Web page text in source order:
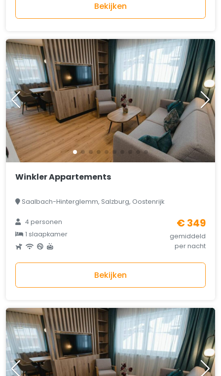
Bekijken
Winkler Appartements
Saalbach-Hinterglemm, Salzburg, Oostenrijk
4 personen
1 slaapkamer
€ 349
gemiddeld
per nacht
Bekijken